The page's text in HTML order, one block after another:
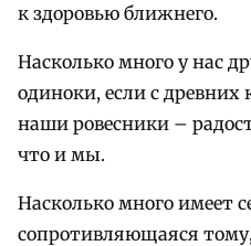
к здоровью ближнего.
Насколько много у нас
одиноки, если с древних
наши ровесники –
что и мы.
Насколько много имеет
сопротивляющаяся